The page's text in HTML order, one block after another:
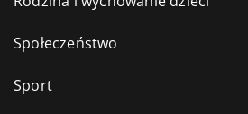
Społeczeństwo
Sport